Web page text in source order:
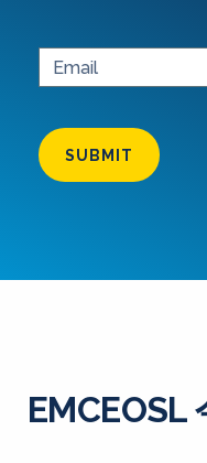
SUBMIT
EMCEOSL